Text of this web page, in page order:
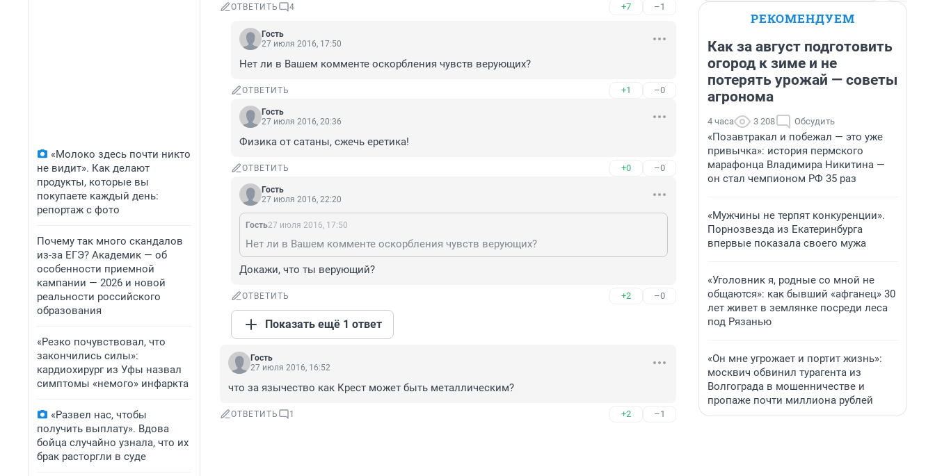
«Молоко здесь почти никто
не видит». Как делают
продукты, которые вы
покупаете каждый день:
репортаж с фото
Почему так много скандалов
из-за ЕГЭ? Академик — об
особенности приемной
кампании — 2026 и новой
реальности российского
образования
«Резко почувствовал, что
закончились силы»:
кардиохирург из Уфы назвал
симптомы «немого» инфаркта
«Развел нас, чтобы
получить выплату». Вдова
бойца случайно узнала, что их
брак расторгли в суде
ОТВЕТИТЬ 4 +7 –1
Гость
27 июля 2016, 17:50
Нет ли в Вашем комменте оскорбления чувств верующих?
ОТВЕТИТЬ +1 –0
Гость
27 июля 2016, 20:36
Физика от сатаны, сжечь еретика!
ОТВЕТИТЬ +0 –0
Гость
27 июля 2016, 22:20
Гость27 июля 2016, 17:50
Нет ли в Вашем комменте оскорбления чувств верующих?
Докажи, что ты верующий?
ОТВЕТИТЬ +2 –0
Показать ещё 1 ответ
Гость
27 июля 2016, 16:52
что за язычество как Крест может быть металлическим?
ОТВЕТИТЬ 1 +2 –1
РЕКОМЕНДУЕМ
Как за август подготовить
огород к зиме и не
потерять урожай — советы
агронома
4 часа 3 208 Обсудить
«Позавтракал и побежал — это уже
привычка»: история пермского
марафонца Владимира Никитина —
он стал чемпионом РФ 35 раз
«Мужчины не терпят конкуренции».
Порнозвезда из Екатеринбурга
впервые показала своего мужа
«Уголовник я, родные со мной не
общаются»: как бывший «афганец» 30
лет живет в землянке посреди леса
под Рязанью
«Он мне угрожает и портит жизнь»:
москвич обвинил турагента из
Волгограда в мошенничестве и
пропаже почти миллиона рублей